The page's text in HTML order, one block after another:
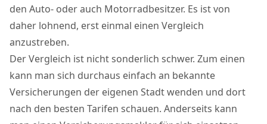
den Auto- oder auch Motorradbesitzer. Es ist von
daher lohnend, erst einmal einen Vergleich
anzustreben.
Der Vergleich ist nicht sonderlich schwer. Zum einen
kann man sich durchaus einfach an bekannte
Versicherungen der eigenen Stadt wenden und dort
nach den besten Tarifen schauen. Anderseits kann